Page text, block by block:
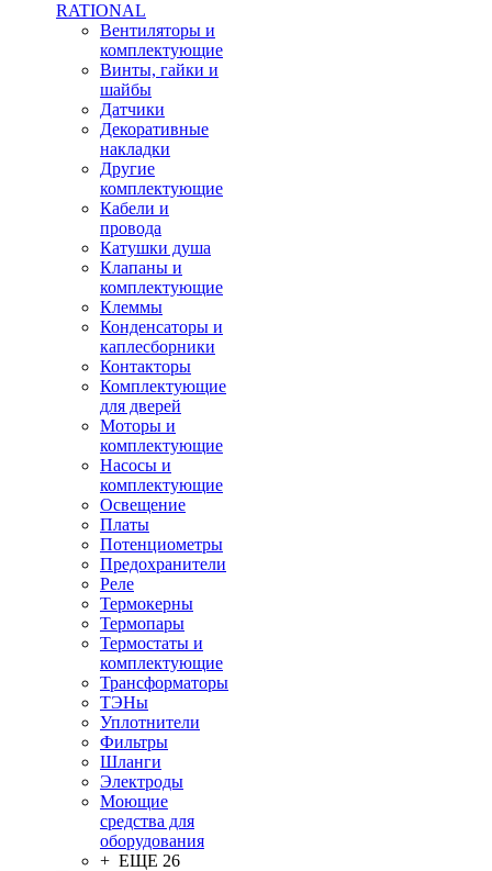
RATIONAL
Вентиляторы и
комплектующие
Винты, гайки и
шайбы
Датчики
Декоративные
накладки
Другие
комплектующие
Кабели и
провода
Катушки душа
Клапаны и
комплектующие
Клеммы
Конденсаторы и
каплесборники
Контакторы
Комплектующие
для дверей
Моторы и
комплектующие
Насосы и
комплектующие
Освещение
Платы
Потенциометры
Предохранители
Реле
Термокерны
Термопары
Термостаты и
комплектующие
Трансформаторы
ТЭНы
Уплотнители
Фильтры
Шланги
Электроды
Моющие
средства для
оборудования
+ ЕЩЕ 26